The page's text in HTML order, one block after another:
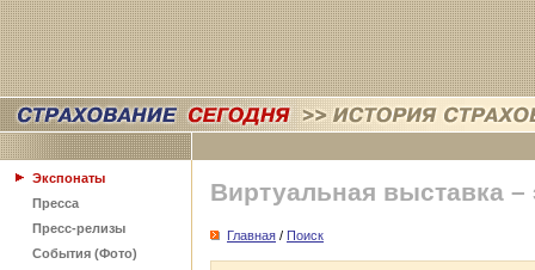
Экспонаты
Пресса
Пресс-релизы
События (Фото)
Виртуальная выставка –
Главная / Поиск